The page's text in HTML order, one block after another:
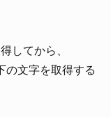
してから、
の文字を取得する